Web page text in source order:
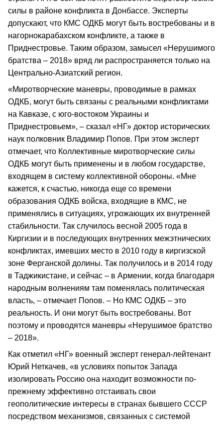
силы в районе конфликта в Донбассе. Эксперты
допускают, что КМС ОДКБ могут быть востребованы и в
нагорнокарабахском конфликте, а также в
Приднестровье. Таким образом, замысел «Нерушимого
братства – 2018» вряд ли распространяется только на
Центрально-Азиатский регион.
«Миротворческие маневры, проводимые в рамках
ОДКБ, могут быть связаны с реальными конфликтами
на Кавказе, с юго-востоком Украины и
Приднестровьем», – сказал «НГ» доктор исторических
наук полковник Владимир Попов. При этом эксперт
отмечает, что Коллективные миротворческие силы
ОДКБ могут быть применены и в любом государстве,
входящем в систему коллективной обороны. «Мне
кажется, к счастью, никогда еще со времени
образования ОДКБ войска, входящие в КМС, не
применялись в ситуациях, угрожающих их внутренней
стабильности. Так случилось весной 2005 года в
Киргизии и в последующих внутренних межэтнических
конфликтах, имевших место в 2010 году в киргизской
зоне Ферганской долины. Так получилось и в 2014 году
в Таджикистане, и сейчас – в Армении, когда благодаря
народным волнениям там поменялась политическая
власть, – отмечает Попов. – Но КМС ОДКБ – это
реальность. И они могут быть востребованы. Вот
поэтому и проводятся маневры «Нерушимое братство
– 2018».
Как отметил «НГ» военный эксперт генерал-лейтенант
Юрий Неткачев, «в условиях попыток Запада
изолировать Россию она находит возможности по-
прежнему эффективно отстаивать свои
геополитические интересы в странах бывшего СССР
посредством механизмов, связанных с системой